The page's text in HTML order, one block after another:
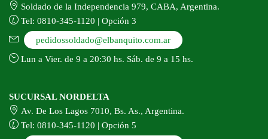
Soldado de la Independencia 979, CABA, Argentina.
Tel: 0810-345-1120 | Opción 3
pedidossoldado@elbanquito.com.ar
Lun a Vier. de 9 a 20:30 hs. Sáb. de 9 a 15 hs.
SUCURSAL NORDELTA
Av. De Los Lagos 7010, Bs. As., Argentina.
Tel: 0810-345-1120 | Opción 5